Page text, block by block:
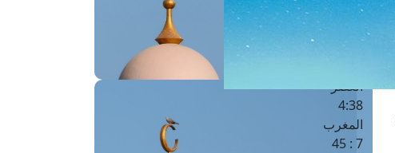
الشروق
العصر
4:38
المغرب
7 : 45